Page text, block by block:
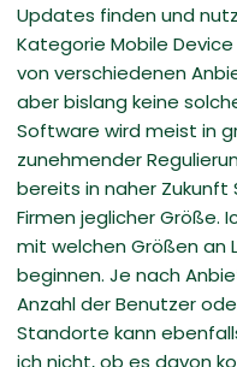
Updates finden und
Kategorie Mobile
von verschiedenen
aber bislang keine
Software wird meist in
zunehmender
bereits in naher
Firmen jeglicher Größe.
mit welchen Größen an
beginnen. Je nach
Anzahl der Benutzer
Standorte kann
ich nicht, ob es davon